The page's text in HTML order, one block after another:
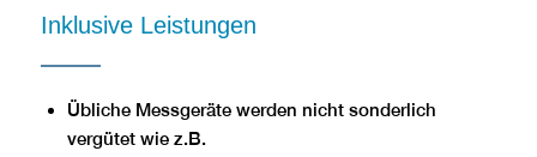
Inklusive Leistungen
Übliche Messgeräte werden nicht sonderlich
vergütet wie z.B.